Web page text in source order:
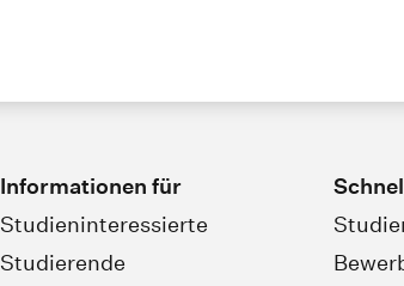
Informationen für
Studieninteressierte
Studierende